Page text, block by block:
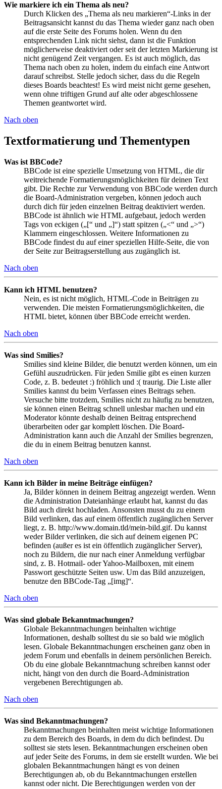
Wie markiere ich ein Thema als neu?
Durch Klicken des „Thema als neu markieren“-Links in der
Beitragsansicht kannst du das Thema wieder ganz nach oben
auf die erste Seite des Forums holen. Wenn du den
entsprechenden Link nicht siehst, dann ist die Funktion
möglicherweise deaktiviert oder seit der letzten Markierung ist
nicht genügend Zeit vergangen. Es ist auch möglich, das
Thema nach oben zu holen, indem du einfach eine Antwort
darauf schreibst. Stelle jedoch sicher, dass du die Regeln
dieses Boards beachtest! Es wird meist nicht gerne gesehen,
wenn ohne triftigen Grund auf alte oder abgeschlossene
Themen geantwortet wird.
Nach oben
Textformatierung und Thementypen
Was ist BBCode?
BBCode ist eine spezielle Umsetzung von HTML, die dir
weitreichende Formatierungsmöglichkeiten für deinen Text
gibt. Die Rechte zur Verwendung von BBCode werden durch
die Board-Administration vergeben, können jedoch auch
durch dich für jeden einzelnen Beitrag deaktiviert werden.
BBCode ist ähnlich wie HTML aufgebaut, jedoch werden
Tags von eckigen („[“ und „]“) statt spitzen („<“ und „>“)
Klammern eingeschlossen. Weitere Informationen zu
BBCode findest du auf einer speziellen Hilfe-Seite, die von
der Seite zur Beitragserstellung aus zugänglich ist.
Nach oben
Kann ich HTML benutzen?
Nein, es ist nicht möglich, HTML-Code in Beiträgen zu
verwenden. Die meisten Formatierungsmöglichkeiten, die
HTML bietet, können über BBCode erreicht werden.
Nach oben
Was sind Smilies?
Smilies sind kleine Bilder, die benutzt werden können, um ein
Gefühl auszudrücken. Für jeden Smilie gibt es einen kurzen
Code, z. B. bedeutet :) fröhlich und :( traurig. Die Liste aller
Smilies kannst du beim Verfassen eines Beitrags sehen.
Versuche bitte trotzdem, Smilies nicht zu häufig zu benutzen,
sie können einen Beitrag schnell unlesbar machen und ein
Moderator könnte deshalb deinen Beitrag entsprechend
überarbeiten oder gar komplett löschen. Die Board-
Administration kann auch die Anzahl der Smilies begrenzen,
die du in einem Beitrag benutzen kannst.
Nach oben
Kann ich Bilder in meine Beiträge einfügen?
Ja, Bilder können in deinem Beitrag angezeigt werden. Wenn
die Administration Dateianhänge erlaubt hat, kannst du das
Bild auch direkt hochladen. Ansonsten musst du zu einem
Bild verlinken, das auf einem öffentlich zugänglichen Server
liegt, z. B. http://www.domain.tld/mein-bild.gif. Du kannst
weder Bilder verlinken, die sich auf deinem eigenen PC
befinden (außer es ist ein öffentlich zugänglicher Server),
noch zu Bildern, die nur nach einer Anmeldung verfügbar
sind, z. B. Hotmail- oder Yahoo-Mailboxen, mit einem
Passwort geschützte Seiten usw. Um das Bild anzuzeigen,
benutze den BBCode-Tag „[img]“.
Nach oben
Was sind globale Bekanntmachungen?
Globale Bekanntmachungen beinhalten wichtige
Informationen, deshalb solltest du sie so bald wie möglich
lesen. Globale Bekanntmachungen erscheinen ganz oben in
jedem Forum und ebenfalls in deinem persönlichen Bereich.
Ob du eine globale Bekanntmachung schreiben kannst oder
nicht, hängt von den durch die Board-Administration
vergebenen Berechtigungen ab.
Nach oben
Was sind Bekanntmachungen?
Bekanntmachungen beinhalten meist wichtige Informationen
zu dem Bereich des Boards, in dem du dich befindest. Du
solltest sie stets lesen. Bekanntmachungen erscheinen oben
auf jeder Seite des Forums, in dem sie erstellt wurden. Wie bei
globalen Bekanntmachungen hängt es von deinen
Berechtigungen ab, ob du Bekanntmachungen erstellen
kannst oder nicht. Die Berechtigungen werden von der